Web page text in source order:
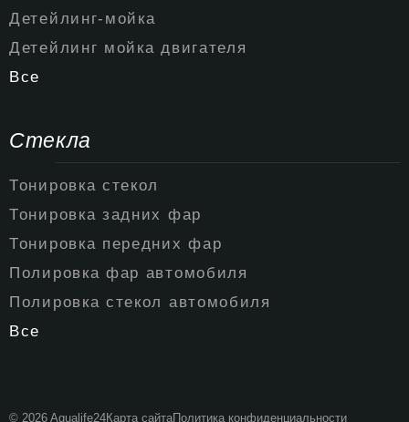
Детейлинг-мойка
Детейлинг мойка двигателя
Все
Стекла
Тонировка стекол
Тонировка задних фар
Тонировка передних фар
Полировка фар автомобиля
Полировка стекол автомобиля
Все
© 2026 Aqualife24Карта сайтаПолитика конфиденциальности